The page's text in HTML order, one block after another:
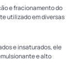
e fracionamento do
utilizado em diversas
e insaturados, ele
e alto